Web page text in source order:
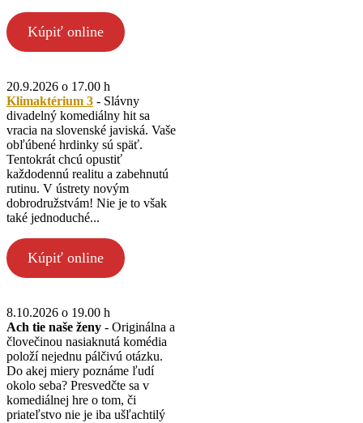
Kúpiť online
20.9.2026 o 17.00 h
Klimaktérium 3 - Slávny
divadelný komediálny hit sa
vracia na slovenské javiská. Vaše
obľúbené hrdinky sú späť.
Tentokrát chcú opustiť
každodennú realitu a zabehnutú
rutinu. V ústrety novým
dobrodružstvám! Nie je to však
také jednoduché...
Kúpiť online
8.10.2026 o 19.00 h
Ach tie naše ženy - Originálna a
človečinou nasiaknutá komédia
položí nejednu pálčivú otázku.
Do akej miery poznáme ľudí
okolo seba? Presvedčte sa v
komediálnej hre o tom, či
priateľstvo nie je iba ušľachtilý